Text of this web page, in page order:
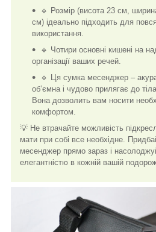
🔹 Розмір (висота 23 см,
см) ідеально підходить для
використання.
🔹 Чотири основні кишені на
організації ваших речей.
🔹 Ця сумка месенджер –
об’ємна і чудово прилягає до
Вона дозволить вам носити
комфортом.
💡 Не втрачайте можливість
мати при собі все необхідне.
месенджер прямо зараз і
елегантністю в кожній вашій